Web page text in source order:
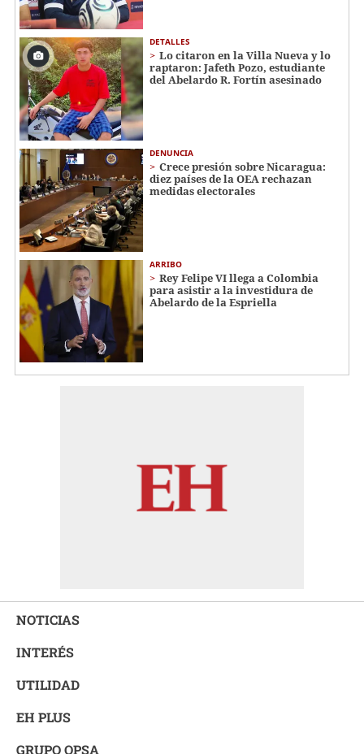
DETALLES
Lo citaron en la Villa Nueva y lo
raptaron: Jafeth Pozo, estudiante
del Abelardo R. Fortín asesinado
DENUNCIA
Crece presión sobre Nicaragua:
diez países de la OEA rechazan
medidas electorales
ARRIBO
Rey Felipe VI llega a Colombia
para asistir a la investidura de
Abelardo de la Espriella
NOTICIAS
INTERÉS
UTILIDAD
EH PLUS
GRUPO OPSA